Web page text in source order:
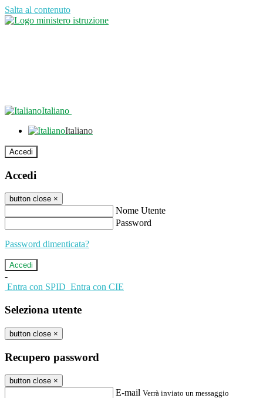
Salta al contenuto
Italiano
Italiano
Accedi
Accedi
button close ×
Nome Utente
Password
Password dimenticata?
-
Entra con SPID Entra con CIE
Seleziona utente
button close ×
Recupero password
button close ×
E-mail Verrà inviato un messaggio